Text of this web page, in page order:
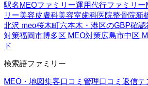
駅名MEOファミリー運用代行ファミリー
リー美容皮膚科美容室歯科医院整骨院新
北沢 meo桜木町六本木・港区のGBP確認
対策福岡市博多区 MEO対策広島市中区
ド
検索語ファミリー
MEO・地図集客口コミ管理口コミ返信テ